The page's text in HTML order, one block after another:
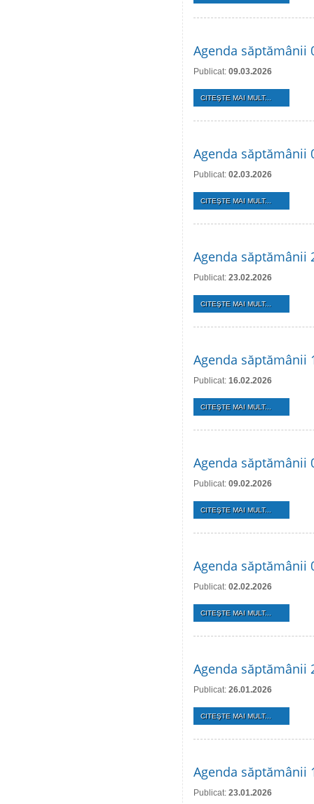
Agenda săptămânii
Publicat: 09.03.2026
CITEŞTE MAI MULT...
Agenda săptămânii
Publicat: 02.03.2026
CITEŞTE MAI MULT...
Agenda săptămânii
Publicat: 23.02.2026
CITEŞTE MAI MULT...
Agenda săptămânii
Publicat: 16.02.2026
CITEŞTE MAI MULT...
Agenda săptămânii
Publicat: 09.02.2026
CITEŞTE MAI MULT...
Agenda săptămânii
Publicat: 02.02.2026
CITEŞTE MAI MULT...
Agenda săptămânii
Publicat: 26.01.2026
CITEŞTE MAI MULT...
Agenda săptămânii
Publicat: 23.01.2026